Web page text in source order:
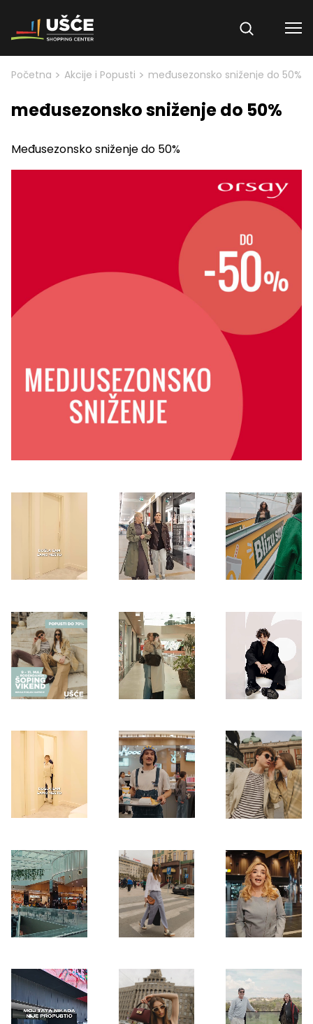
Skip to content
Početna > Akcije i Popusti > međusezonsko sniženje do 50%
međusezonsko sniženje do 50%
Međusezonsko sniženje do 50%